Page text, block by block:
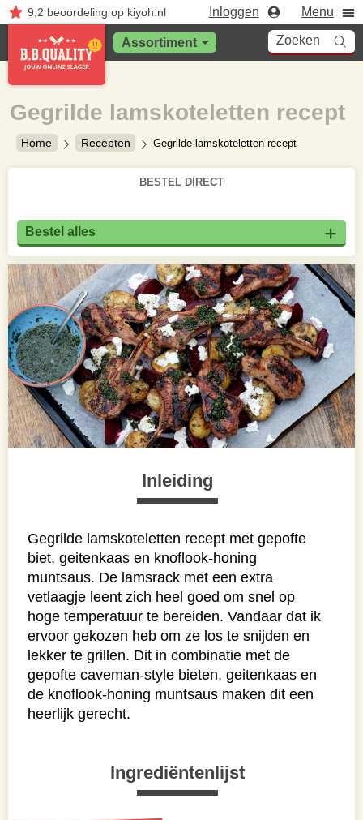
9,2 beoordelingop kiyoh.nl Inloggen Menu
Assortiment Zoeken
Home Recepten Gegrilde lamskoteletten recept
Gegrilde lamskoteletten recept
Inleiding
Gegrilde lamskoteletten recept met gepofte
biet, geitenkaas en knoflook-honing
muntsaus. De lamsrack met een extra
vetlaagje leent zich heel goed om snel op
hoge temperatuur te bereiden. Vandaar dat ik
ervoor gekozen heb om ze los te snijden en
lekker te grillen. Dit in combinatie met de
gepofte caveman-style bieten, geitenkaas en
de knoflook-honing muntsaus maken dit een
heerlijk gerecht.
Ingrediëntenlijst
BESTEL DIRECT
Bestel alles